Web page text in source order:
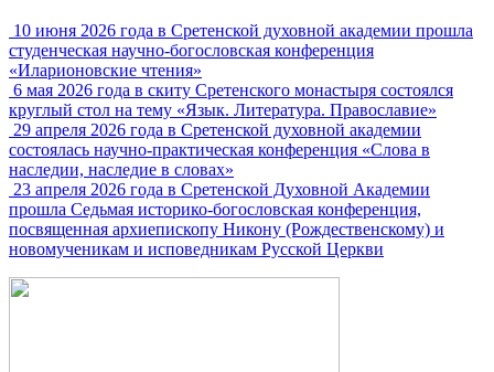
10 июня 2026 года в Сретенской духовной академии прошла
студенческая научно-богословская конференция
«Иларионовские чтения»
6 мая 2026 года в скиту Сретенского монастыря состоялся
круглый стол на тему «Язык. Литература. Православие»
29 апреля 2026 года в Сретенской духовной академии
состоялась научно-практическая конференция «Слова в
наследии, наследие в словах»
23 апреля 2026 года в Сретенской Духовной Академии
прошла Седьмая историко-богословская конференция,
посвященная архиепископу Никону (Рождественскому) и
новомученикам и исповедникам Русской Церкви